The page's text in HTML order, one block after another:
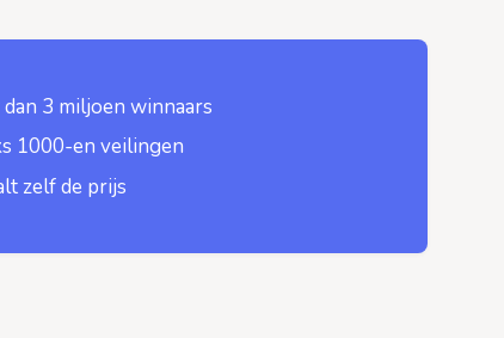
3 miljoen winnaars
1000-en veilingen
zelf de prijs